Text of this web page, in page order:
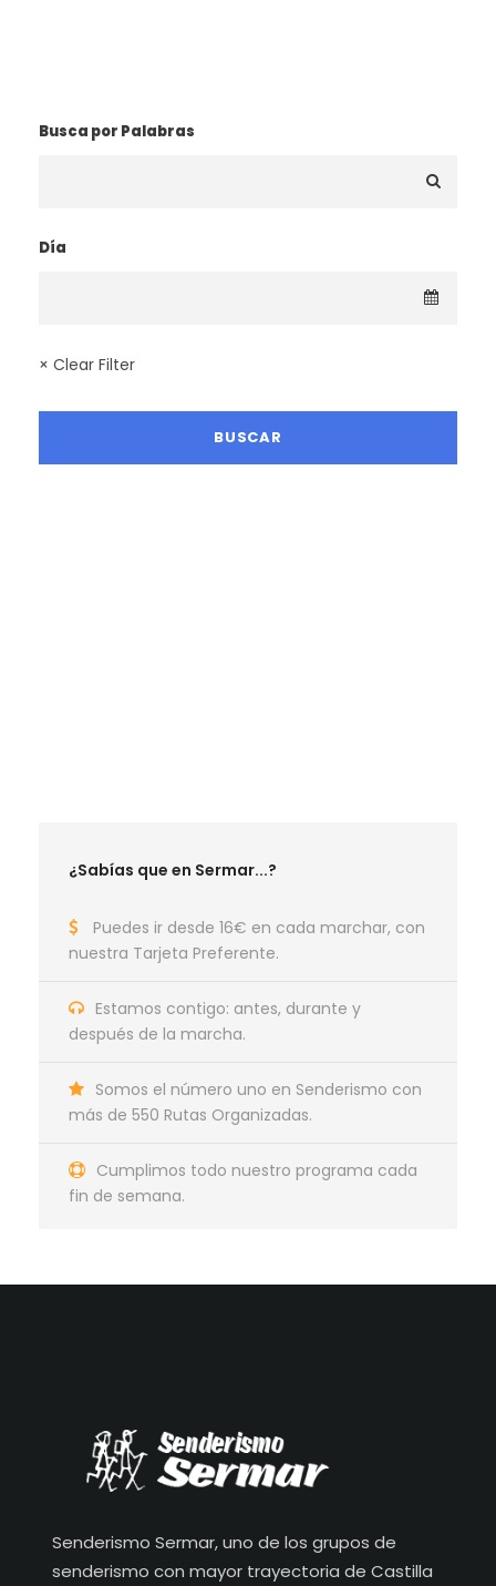
Busca por Palabras
Día
× Clear Filter
¿Sabías que en Sermar...?
Puedes ir desde 16€ en cada marchar, con
nuestra Tarjeta Preferente.
Estamos contigo: antes, durante y
después de la marcha.
Somos el número uno en Senderismo con
más de 550 Rutas Organizadas.
Cumplimos todo nuestro programa cada
fin de semana.
Senderismo Sermar, uno de los grupos de
senderismo con mayor trayectoria de Castilla